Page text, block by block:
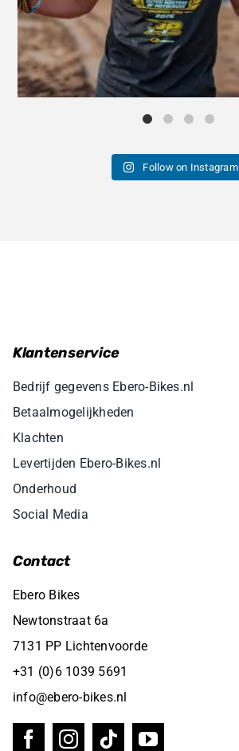
Follow on Instagram
Klantenservice
Bedrijf gegevens Ebero-Bikes.nl
Betaalmogelijkheden
Klachten
Levertijden Ebero-Bikes.nl
Onderhoud
Social Media
Contact
Ebero Bikes
Newtonstraat 6a
7131 PP Lichtenvoorde
+31 (0)6 1039 5691
info@ebero-bikes.nl